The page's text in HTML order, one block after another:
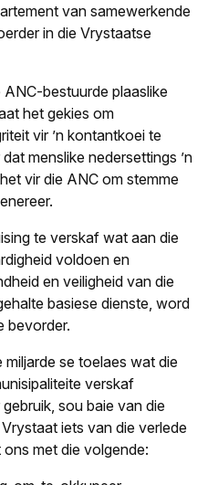
van samewerkende
in die Vrystaatse
bestuurde plaaslike
het gekies om
vir ’n kontantkoei te
menslike nedersettings ’n
vir die ANC om stemme
te verskaf wat aan die
voldoen en
en veiligheid van die
basiese dienste, word
bevorder.
se toelaes wat die
verskaf
sou baie van die
iets van die verlede
met die volgende: